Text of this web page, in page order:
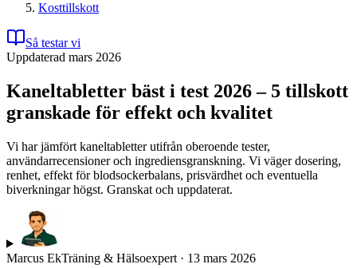
Kosttillskott
Så testar vi
Uppdaterad mars 2026
Kaneltabletter bäst i test 2026 – 5 tillskott
granskade för effekt och kvalitet
Vi har jämfört kaneltabletter utifrån oberoende tester,
användarrecensioner och ingrediensgranskning. Vi väger dosering,
renhet, effekt för blodsockerbalans, prisvärdhet och eventuella
biverkningar högst. Granskat och uppdaterat.
Marcus EkTräning & Hälsoexpert · 13 mars 2026